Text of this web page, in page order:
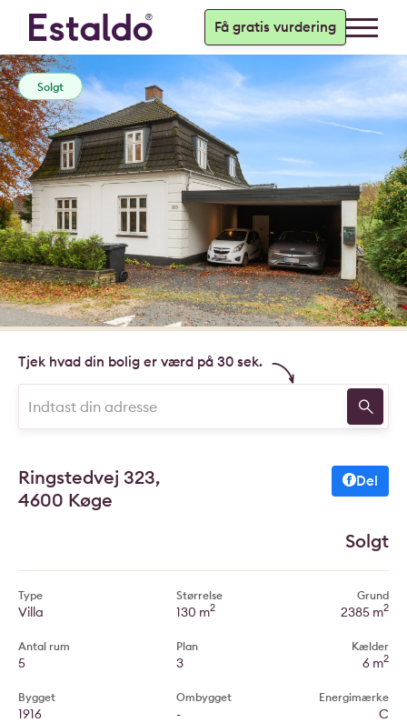
Få gratis vurdering
Solgt
Tjek hvad din bolig er værd på 30 sek.
Ringstedvej 323,
4600 Køge
Del
Solgt
Type
Villa
Antal rum
5
Bygget
1916
Størrelse
130 m2
Plan
3
Ombygget
-
Grund
2385 m2
Kælder
6 m2
Energimærke
C